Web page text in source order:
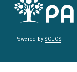
Powered bySOLOS